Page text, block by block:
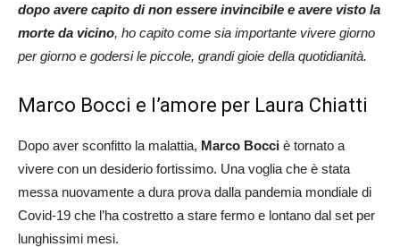
dopo avere capito di non essere invincibile e avere visto la
morte da vicino, ho capito come sia importante vivere giorno
per giorno e godersi le piccole, grandi gioie della quotidianità.
Marco Bocci e l’amore per Laura Chiatti
Dopo aver sconfitto la malattia, Marco Bocci è tornato a
vivere con un desiderio fortissimo. Una voglia che è stata
messa nuovamente a dura prova dalla pandemia mondiale di
Covid-19 che l’ha costretto a stare fermo e lontano dal set per
lunghissimi mesi.